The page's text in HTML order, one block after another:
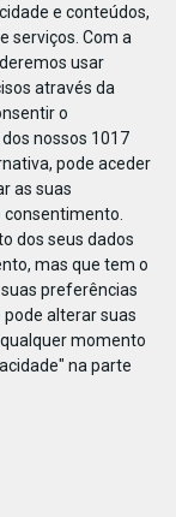
e conteúdos,
serviços. Com a
usar
através da
o
nossos 1017
pode aceder
as suas
dos seus dados
mas que tem o
preferências
alterar suas
momento
na parte